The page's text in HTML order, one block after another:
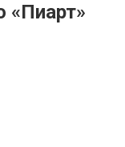
«Пиарт»